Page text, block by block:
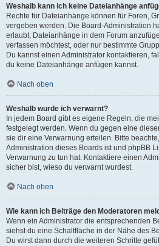
Weshalb kann ich keine Dateianhänge
Rechte für Dateianhänge können für Foren,
vergeben werden. Die Board-Administration
erlaubt, Dateianhänge in dem Forum
verfassen möchtest, oder nur bestimmte
Du kannst einen Administrator kontaktieren,
du keine Dateianhänge anfügen kannst.
Nach oben
Weshalb wurde ich verwarnt?
In jedem Board gibt es eigene Regeln, die
festgelegt werden. Wenn du gegen eine
sie dir eine Verwarnung erteilen. Bitte
Administration dieses Boards ist und phpBB
Verwarnung zu tun hat. Kontaktiere einen
sicher bist, wieso du verwarnt wurdest.
Nach oben
Wie kann ich Beiträge den Moderatoren
Wenn ein Administrator die entsprechenden
siehst du eine Schaltfläche in der Nähe des
Du wirst dann durch die weiteren Schritte